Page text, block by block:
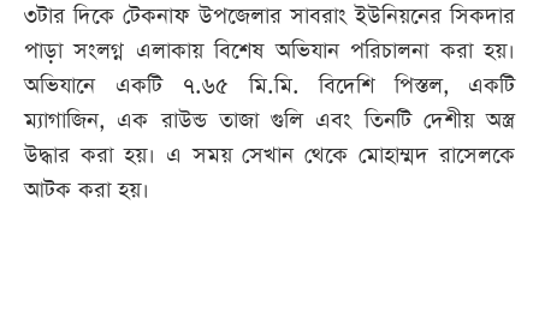
৩টার দিকে টেকনাফ উপজেলার সাবরাং ইউনিয়নের সিকদার
পাড়া সংলগ্ন এলাকায় বিশেষ অভিযান পরিচালনা করা হয়।
অভিযানে একটি ৭.৬৫ মি.মি. বিদেশি পিস্তল, একটি
ম্যাগাজিন, এক রাউন্ড তাজা গুলি এবং তিনটি দেশীয় অস্ত্র
উদ্ধার করা হয়। এ সময় সেখান থেকে মোহাম্মদ রাসেলকে
আটক করা হয়।